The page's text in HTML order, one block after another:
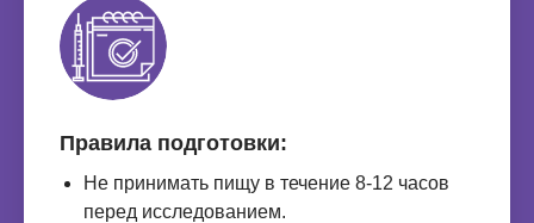
Правила подготовки:
Не принимать пищу в течение 8-12 часов
перед исследованием.